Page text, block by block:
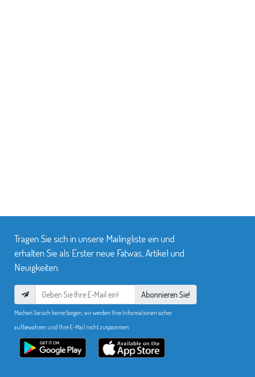
Tragen Sie sich in unsere Mailingliste ein und
erhalten Sie als Erster neue Fatwas, Artikel und
Neuigkeiten.
Abonnieren Sie!
Machen Sie sich keine Sorgen, wir werden Ihre Informationen sicher
aufbewahren und Ihre E-Mail nicht zuspammen.